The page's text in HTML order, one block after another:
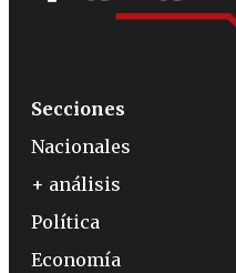
Secciones
Nacionales
+ análisis
Política
Economía